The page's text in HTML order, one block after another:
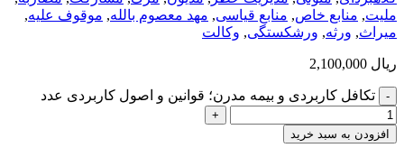
ملیت, منابع خاص, منابع قیاسی, مهد معصوم بالله, موقوف علیه,
میراث, ورثه, ورشکستگی, وکالت
ریال
تکافل کاربردی و بیمه مدرن؛ قوانین و اصول کاربردی عدد
افزودن به سبد خرید